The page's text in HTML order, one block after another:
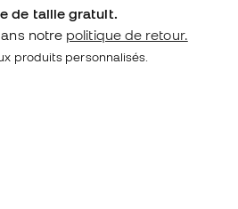
de taille gratuit.
notre politique de retour.
produits personnalisés.